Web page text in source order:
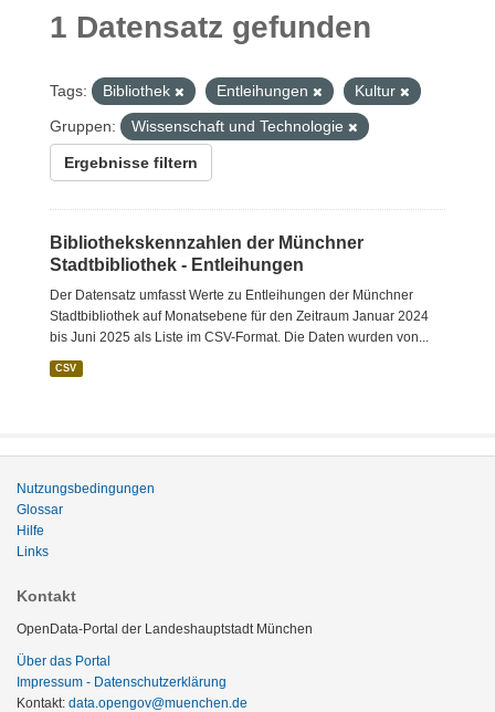
1 Datensatz gefunden
Tags: Bibliothek Entleihungen
Kultur
Gruppen:
Wissenschaft und Technologie
Ergebnisse filtern
Bibliothekskennzahlen der Münchner
Stadtbibliothek - Entleihungen
Der Datensatz umfasst Werte zu Entleihungen der Münchner
Stadtbibliothek auf Monatsebene für den Zeitraum Januar 2024
bis Juni 2025 als Liste im CSV-Format. Die Daten wurden von...
CSV
Nutzungsbedingungen
Glossar
Hilfe
Links
Kontakt
OpenData-Portal der Landeshauptstadt München
Über das Portal
Impressum - Datenschutzerklärung
Kontakt: data.opengov@muenchen.de